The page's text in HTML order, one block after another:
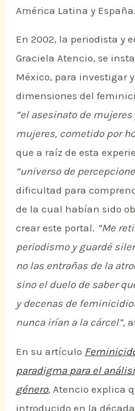
América Latina y España.
En 2002, la periodista y
Graciela Atencio, se
México, para investigar
dimensiones del
“el asesinato de
mujeres, cometido por
que a raíz de esta
“universo de
dificultad para
de la cual habían sido
crear este portal. “Me
periodismo y guardé
no las entrañas de la
sino el duelo de saber
y decenas de
nunca irían a la cárcel”,
En su artículo
paradigma para el
género,Atencio explica
introducido en la